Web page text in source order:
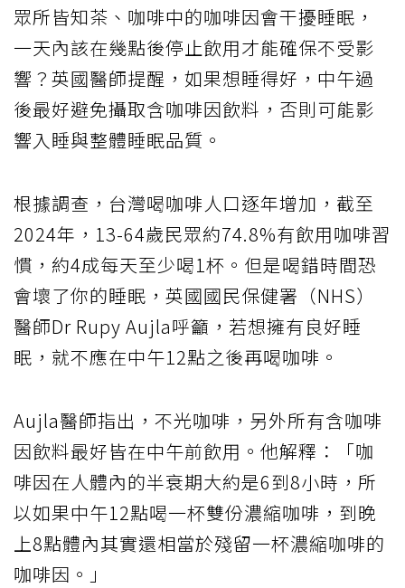
眾所皆知茶、 咖啡中的咖啡因會干擾睡眠 ，
一天內該在幾點後停止飲用才能確保不受影
響？英國醫師提醒 ，如果想睡得好，中午過
後最好避免攝取含咖啡因飲料，否則可能影
響入睡與整體睡眠品質。
根據調查，台灣喝咖啡人口逐年增加，截至
2024年，13-64歲民眾約74.8%有飲用咖啡習
慣，約4成每天至少喝1杯。但是喝錯時間恐
會壞了你的睡眠，英國國民保健署（NHS）
醫師Dr Rupy Aujla呼籲，若想擁有良好睡
眠，就不應在中午12點之後再喝咖啡。
Aujla醫師指出，不光咖啡，另外所有含咖啡
因飲料最好皆在中午前飲用。他解釋：「咖
啡因在人體內的半衰期大約是6到8小時，所
以如果中午12點喝一杯雙份濃縮咖啡，到晚
上8點體內其實還相當於殘留一杯濃縮咖啡的
咖啡因。」